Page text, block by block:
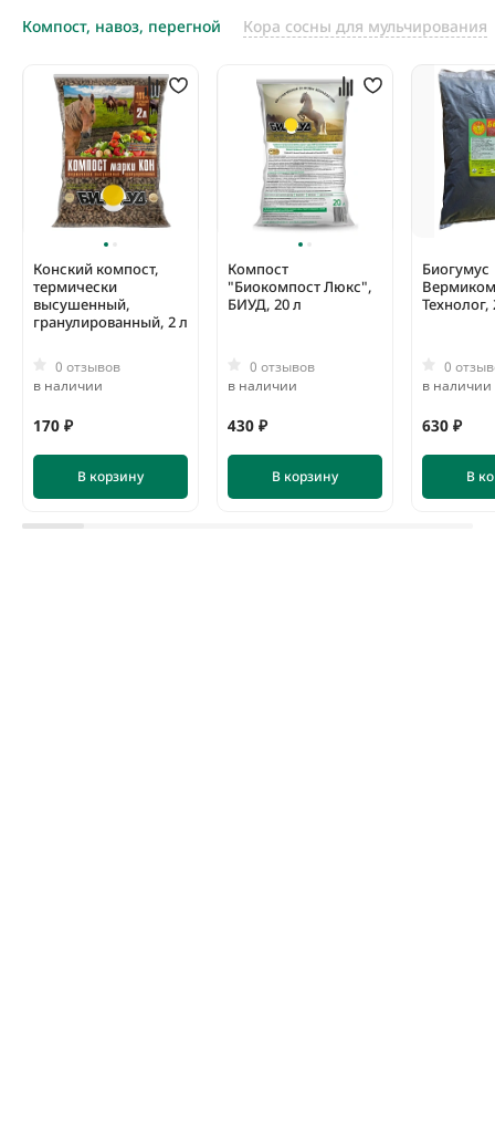
Компост, навоз, перегной Кора сосны для мульчирования
Конский компост,
термически
высушенный,
гранулированный, 2 л
0 отзывов
в наличии
170 ₽
В корзину
Компост
"Биокомпост Люкс",
БИУД, 20 л
0 отзывов
в наличии
430 ₽
В корзину
Биогумус
Технолог,
0
в наличии
630 ₽
В